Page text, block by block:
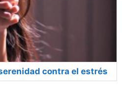
contra el estrés